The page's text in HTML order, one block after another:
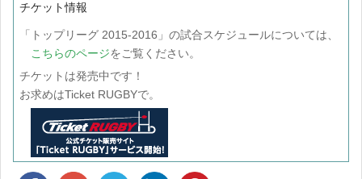
チケット情報
「トップリーグ 2015-2016」の試合スケジュールについては、
こちらのページをご覧ください。
チケットは発売中です！
お求めはTicket RUGBYで。